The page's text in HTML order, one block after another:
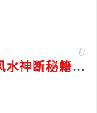
0
范炳檀 中国民间阴阳宅风水神断秘籍147页